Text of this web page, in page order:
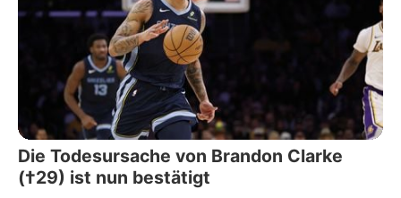
Die Todesursache von Brandon Clarke
(†29) ist nun bestätigt